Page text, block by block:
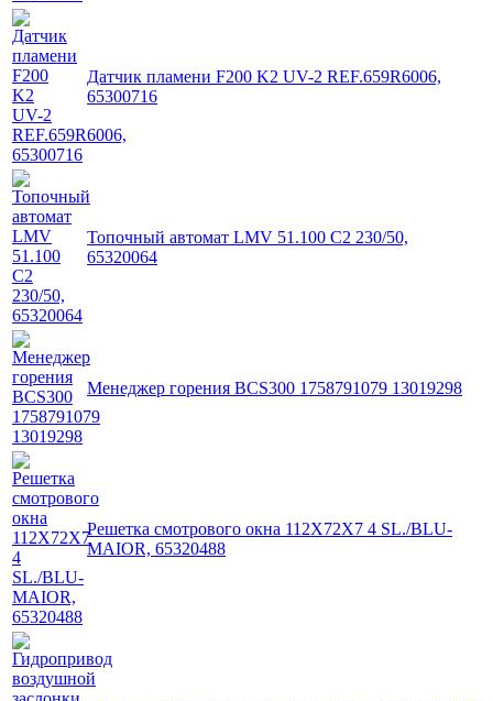
Датчик пламени F200 K2 UV-2 REF.659R6006,
65300716
Топочный автомат LMV 51.100 C2 230/50,
65320064
Менеджер горения BCS300 1758791079 13019298
Решетка смотрового окна 112X72X7 4 SL./BLU-
MAIOR, 65320488